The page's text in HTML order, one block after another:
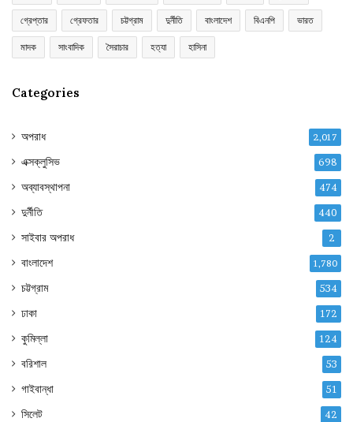
গ্রেপ্তার গ্রেফতার চট্টগ্রাম দুর্নীতি বাংলাদেশ বিএনপি ভারত
মাদক সাংবাদিক সৈরাচার হত্যা হাসিনা
Categories
অপরাধ 2,017
এক্সক্লুসিভ 698
অব্যাবস্থাপনা 474
দুর্নীতি 440
সাইবার অপরাধ 2
বাংলাদেশ 1,780
চট্টগ্রাম 534
ঢাকা 172
কুমিল্লা 124
বরিশাল 53
গাইবান্ধা 51
সিলেট 42